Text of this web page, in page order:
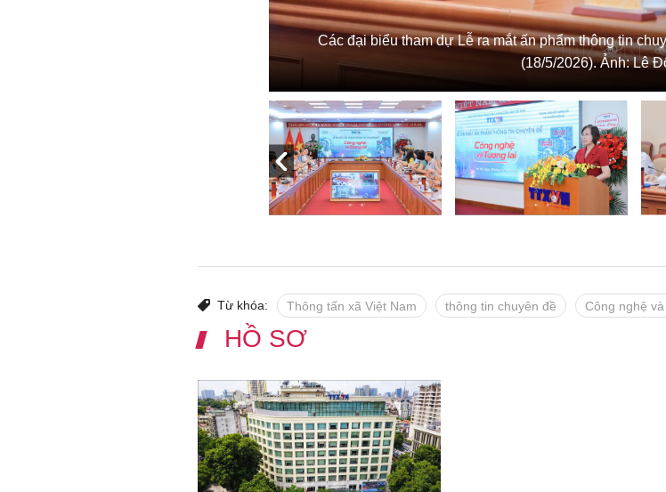
Các đại biểu tham dự Lễ ra mắt ấn phẩm thông tin
(18/5/2026). Ảnh: Lê
Từ khóa: Thông tấn xã Việt Nam thông tin chuyên đề Công nghệ
HỒ SƠ